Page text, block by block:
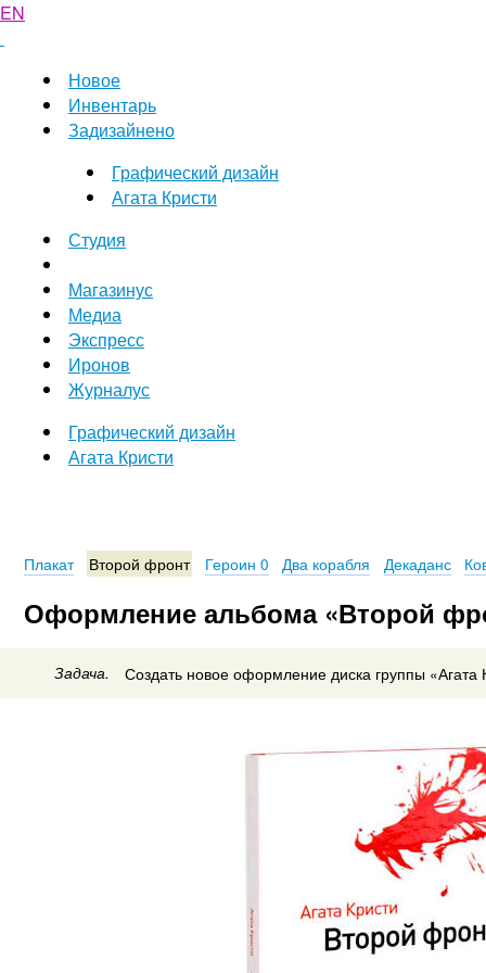
EN
Новое
Инвентарь
Задизайнено
Графический дизайн
Агата Кристи
Студия
Магазинус
Медиа
Экспресс
Иронов
Журналус
Графический дизайн
Агата Кристи
Плакат Второй фронт Героин 0 Два корабля Декаданс
Оформление альбома «Второй
Задача. Создать новое оформление диска группы «Агата